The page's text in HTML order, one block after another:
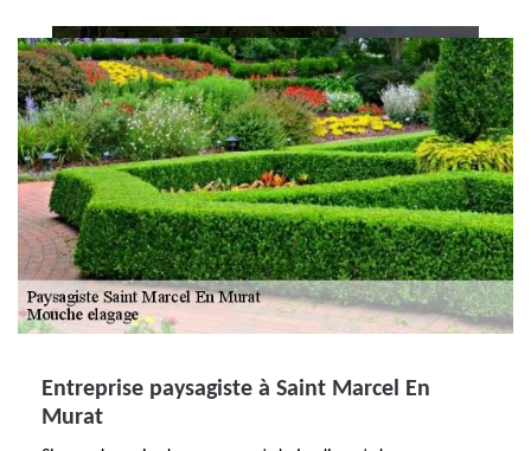
Entreprise paysagiste à Saint Marcel En
Murat